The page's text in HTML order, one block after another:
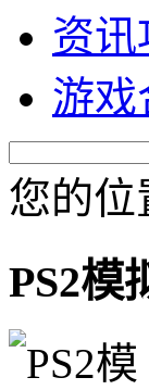
资讯
游戏
您的位
PS2模